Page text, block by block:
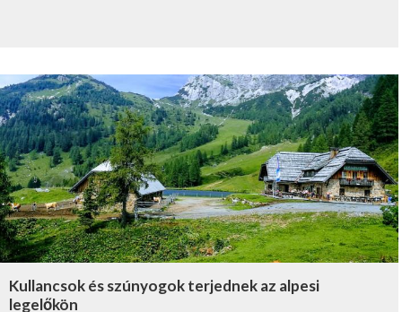
Kullancsok és szúnyogok terjednek az alpesi
legelőkön